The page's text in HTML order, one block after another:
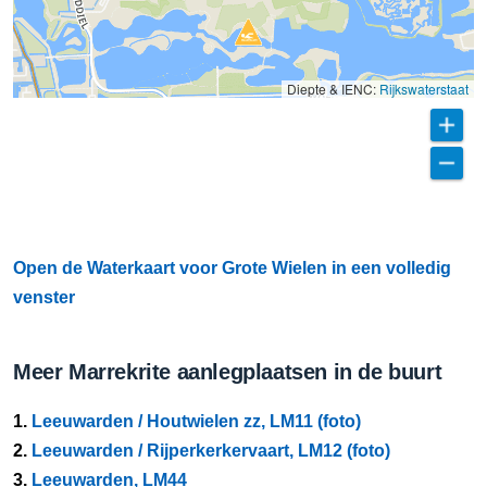
Diepte & IENC: Rijkswaterstaat
Open de Waterkaart voor Grote Wielen in een volledig
venster
Meer Marrekrite aanlegplaatsen in de buurt
1. Leeuwarden / Houtwielen zz, LM11 (foto)
2. Leeuwarden / Rijperkerkervaart, LM12 (foto)
3. Leeuwarden, LM44